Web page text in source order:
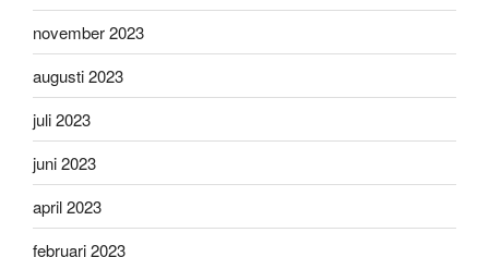
november 2023
augusti 2023
juli 2023
juni 2023
april 2023
februari 2023